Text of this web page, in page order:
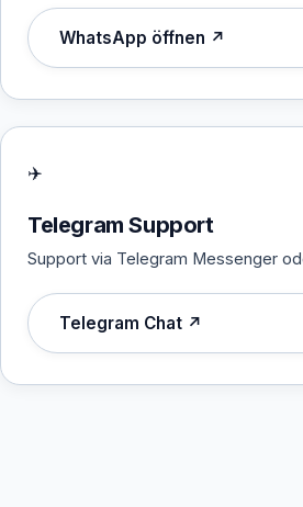
WhatsApp öffnen ↗
✈️
Telegram Support
Support via Telegram Messenger
Telegram Chat ↗